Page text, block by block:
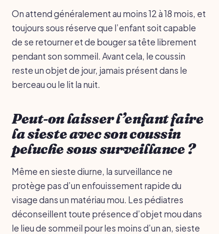
On attend généralement au moins 12 à 18 mois, et
toujours sous réserve que l’enfant soit capable
de se retourner et de bouger sa tête librement
pendant son sommeil. Avant cela, le coussin
reste un objet de jour, jamais présent dans le
berceau ou le lit la nuit.
Peut-on laisser l’enfant faire
la sieste avec son coussin
peluche sous surveillance ?
Même en sieste diurne, la surveillance ne
protège pas d’un enfouissement rapide du
visage dans un matériau mou. Les pédiatres
déconseillent toute présence d’objet mou dans
le lieu de sommeil pour les moins d’un an, sieste